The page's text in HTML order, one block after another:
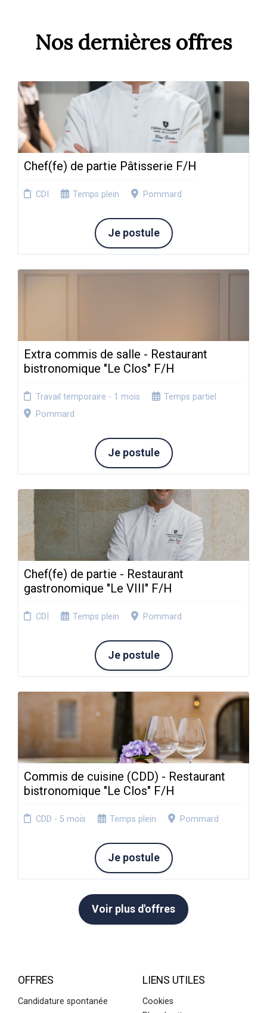
Nos dernières offres
Chef(fe) de partie Pâtisserie F/H
CDI Temps plein Pommard
Je postule
Extra commis de salle - Restaurant
bistronomique "Le Clos" F/H
Travail temporaire - 1 mois
Temps partiel
Pommard
Je postule
Chef(fe) de partie - Restaurant
gastronomique "Le VIII" F/H
CDI Temps plein Pommard
Je postule
Commis de cuisine (CDD) - Restaurant
bistronomique "Le Clos" F/H
CDD - 5 mois Temps plein Pommard
Je postule
Voir plus d'offres
OFFRES
Candidature spontanée
LIENS UTILES
Cookies